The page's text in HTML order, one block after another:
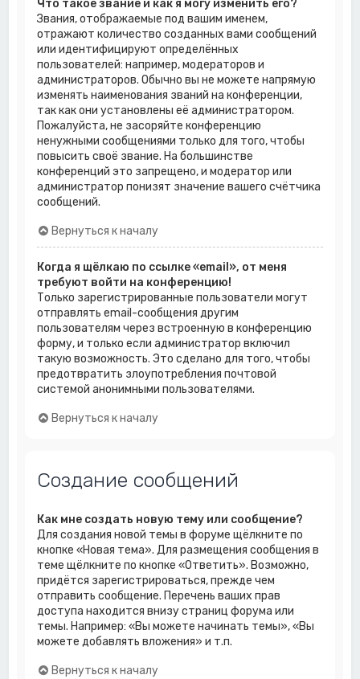
Что такое звание и как я могу изменить его?
Звания, отображаемые под вашим именем,
отражают количество созданных вами сообщений
или идентифицируют определённых
пользователей: например, модераторов и
администраторов. Обычно вы не можете напрямую
изменять наименования званий на конференции,
так как они установлены её администратором.
Пожалуйста, не засоряйте конференцию
ненужными сообщениями только для того, чтобы
повысить своё звание. На большинстве
конференций это запрещено, и модератор или
администратор понизят значение вашего счётчика
сообщений.
Вернуться к началу
Когда я щёлкаю по ссылке «email», от меня
требуют войти на конференцию!
Только зарегистрированные пользователи могут
отправлять email-сообщения другим
пользователям через встроенную в конференцию
форму, и только если администратор включил
такую возможность. Это сделано для того, чтобы
предотвратить злоупотребления почтовой
системой анонимными пользователями.
Вернуться к началу
Создание сообщений
Как мне создать новую тему или сообщение?
Для создания новой темы в форуме щёлкните по
кнопке «Новая тема». Для размещения сообщения в
теме щёлкните по кнопке «Ответить». Возможно,
придётся зарегистрироваться, прежде чем
отправить сообщение. Перечень ваших прав
доступа находится внизу страниц форума или
темы. Например: «Вы можете начинать темы», «Вы
можете добавлять вложения» и т.п.
Вернуться к началу